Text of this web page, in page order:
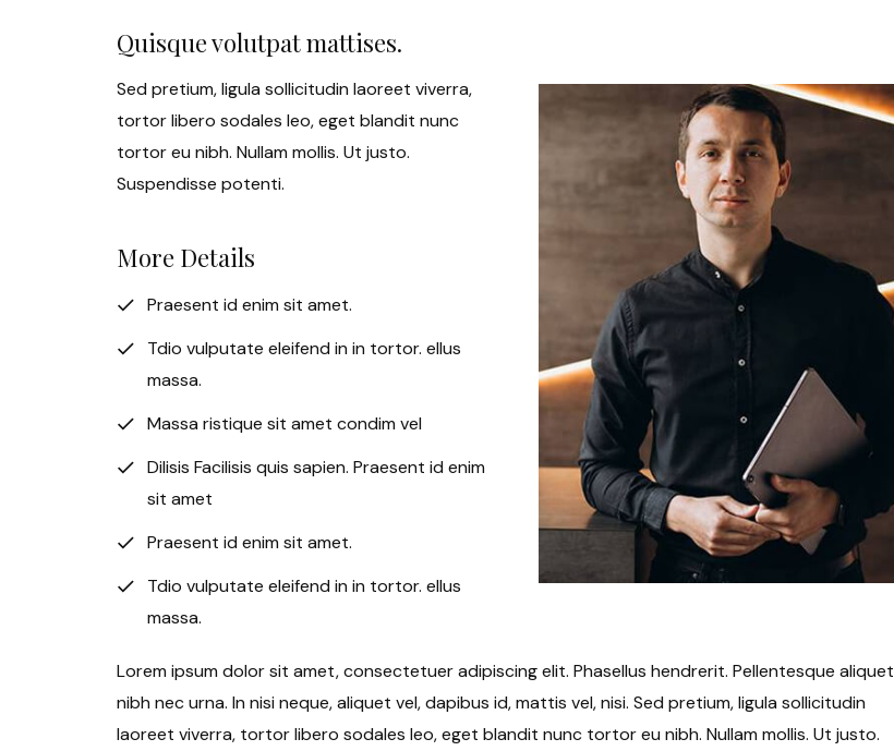
Quisque volutpat mattises.
Sed pretium, ligula sollicitudin laoreet viverra,
tortor libero sodales leo, eget blandit nunc
tortor eu nibh. Nullam mollis. Ut justo.
Suspendisse potenti.
More Details
Praesent id enim sit amet.
Tdio vulputate eleifend in in tortor. ellus
massa.
Massa ristique sit amet condim vel
Dilisis Facilisis quis sapien. Praesent id enim
sit amet
Praesent id enim sit amet.
Tdio vulputate eleifend in in tortor. ellus
massa.
Lorem ipsum dolor sit amet, consectetuer adipiscing elit. Phasellus hendrerit. Pellentesque aliquet
nibh nec urna. In nisi neque, aliquet vel, dapibus id, mattis vel, nisi. Sed pretium, ligula sollicitudin
laoreet viverra, tortor libero sodales leo, eget blandit nunc tortor eu nibh. Nullam mollis. Ut justo.